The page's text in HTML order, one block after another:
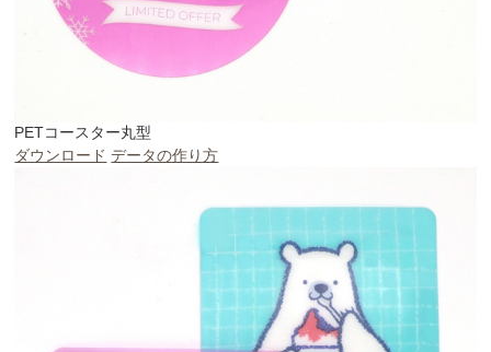
PETコースター丸型
ダウンロード データの作り方